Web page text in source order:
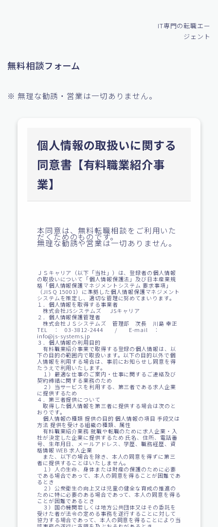
IT専門の転職エー
ジェント
無料相談フォーム
※ 無理な勧誘・営業は一切ありません。
個人情報の取扱いに関する
同意書【有料職業紹介事
業】
本同意は、無料転職相談をご利用いた
だくためのものです。
無理な勧誘や営業は一切ありません。
ＪＳキャリア（以下「当社」）は、登録者の個人情報
の取扱いについて「個人情報保護法」及び日本産業規
格「個人情報保護マネジメントシステム 要求事項」
（JIS Q 15001）に準拠した個人情報保護マネジメント
システムを策定し、適切な管理に努めてまいります。
１．個人情報を取得する事業者
株式会社JSシステムズ JSキャリア
２．個人情報保護管理者
株式会社ＪＳシステムズ 管理部 次長 川島 幸正
TEL ： 03-3812-2444 / E-mail ：
info@js-systems.jp
３．個人情報の利用目的
有料職業紹介事業で取得する登録の個人情報は、以
下の目的の範囲内で取扱います。以下の目的以外で個
人情報を利用する場合は、事前にお知らせし同意を得
たうえで利用いたします。
１）最適な仕事のご案内・仕事に関するご連絡及び
契約締結に関する業務のため
２）当サービスを利用する、第三者である求人企業
に提供するため
４．第三者提供について
取得した個人情報を第三者に提供する場合は次のと
おりです。
個人情報の種類 提供の目的 個人情報の項目 手段又は
方法 提供を受ける組織の種類、属性
有料職業紹介業務 就職や転職のために求人企業・入
社が決定した企業に提供するため 氏名、住所、電話番
号、生年月日、メールアドレス、学歴、職務経歴、資
格情報 WEB 求人企業
また、以下の場合を除き、本人の同意を得ずに第三
者に提供することはいたしません。
１）人の生命、身体または財産の保護のために必要
である場合であって、本人の同意を得ることが困難であ
るとき
２）公衆衛生の向上又は児童の健全な育成の推進の
ために特に必要のある場合であって、本人の同意を得る
ことが困難であるとき
３）国の機関若しくは地方公共団体又はその委託を
受けた者が法令の定める事務を遂行することに対して
協力する場合であって、本人の同意を得ることにより当